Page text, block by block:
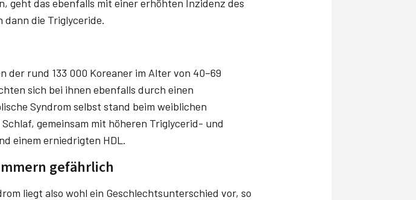
geht das ebenfalls mit einer erhöhten Inzidenz des
dann die Triglyceride.
der rund 133 000 Koreaner im Alter von 40–69
sich bei ihnen ebenfalls durch einen
Syndrom selbst stand beim weiblichen
gemeinsam mit höheren Triglycerid- und
einem erniedrigten HDL.
gefährlich
liegt also wohl ein Geschlechtsunterschied vor, so